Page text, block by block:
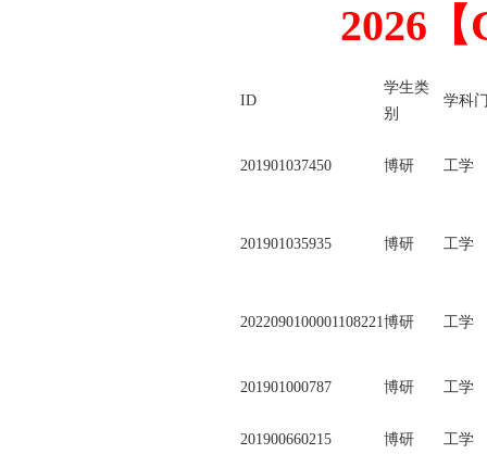
2026
ID
学生类
别
学科
201901037450 博研 工学
201901035935 博研 工学
2022090100001108221博研 工学
201901000787 博研 工学
201900660215 博研 工学